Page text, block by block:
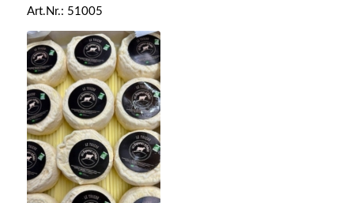
Art.Nr.: 51005